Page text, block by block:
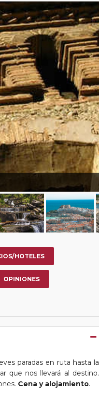
HOTELES
OPINIONES
paradas en ruta hasta la
que nos llevará al destino.
Cena y alojamiento.